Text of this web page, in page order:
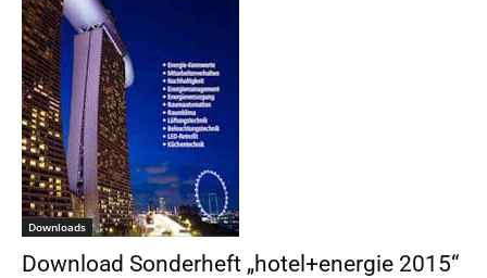
Downloads
Download Sonderheft „hotel+energie 2015“